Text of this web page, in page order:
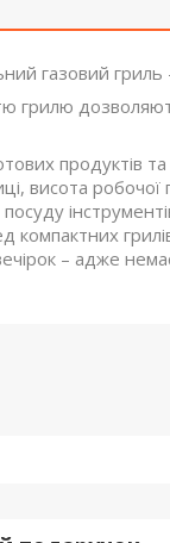
газовий гриль
грилю
продуктів
висота
– адже